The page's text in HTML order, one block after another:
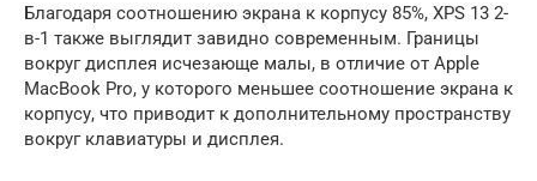
Благодаря соотношению экрана к корпусу 85%, XPS 13 2-
в-1 также выглядит завидно современным. Границы
вокруг дисплея исчезающе малы, в отличие от Apple
MacBook Pro, у которого меньшее соотношение экрана к
корпусу, что приводит к дополнительному пространству
вокруг клавиатуры и дисплея.